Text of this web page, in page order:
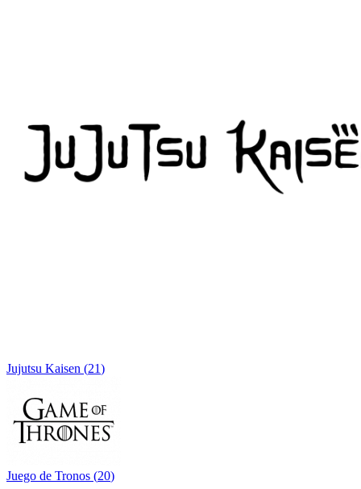
Jujutsu Kaisen (21)
Juego de Tronos (20)